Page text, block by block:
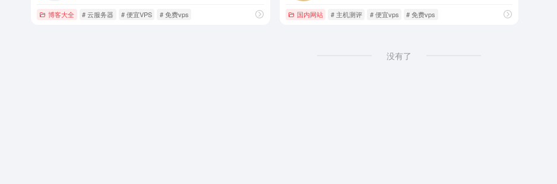
博客大全 # 云服务器 # 便宜VPS # 免费vps 国内网站 # 主机测评 # 便宜vps # 免费vps
没有了